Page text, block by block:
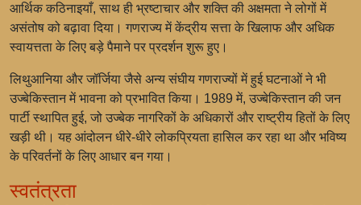
आर्थिक कठिनाइयाँ, साथ ही भ्रष्टाचार और शक्ति की अक्षमता ने लोगों में
असंतोष को बढ़ावा दिया। गणराज्य में केंद्रीय सत्ता के खिलाफ और अधिक
स्वायत्तता के लिए बड़े पैमाने पर प्रदर्शन शुरू हुए।
लिथुआनिया और जॉर्जिया जैसे अन्य संघीय गणराज्यों में हुई घटनाओं ने भी
उज्बेकिस्तान में भावना को प्रभावित किया। 1989 में, उज्बेकिस्तान की जन
पार्टी स्थापित हुई, जो उज्बेक नागरिकों के अधिकारों और राष्ट्रीय हितों के लिए
खड़ी थी। यह आंदोलन धीरे-धीरे लोकप्रियता हासिल कर रहा था और भविष्य
के परिवर्तनों के लिए आधार बन गया।
स्वतंत्रता